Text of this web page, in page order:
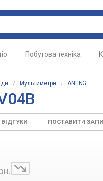
Побутова техніка
/ Мультиметри / ANENG
ВІДГУКИ ПОСТАВИТИ